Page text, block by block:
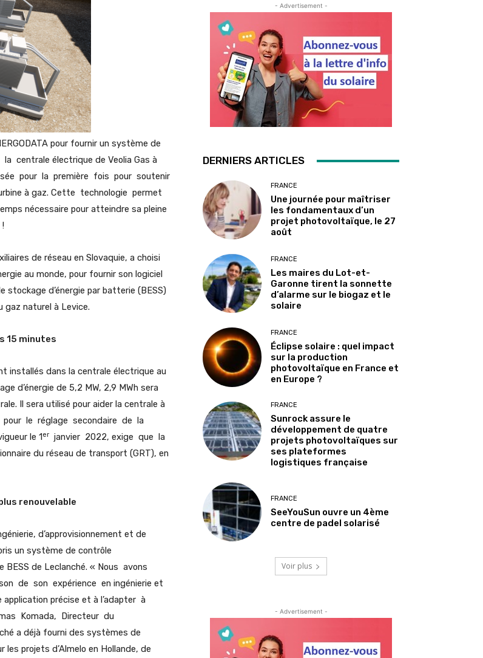
pour fournir un système de
centrale électrique de Veolia Gas à
pour la première fois pour soutenir
à gaz. Cette technologie permet
nécessaire pour atteindre sa pleine
!
de réseau en Slovaquie, a choisi
au monde, pour fournir son logiciel
stockage d’énergie par batterie (BESS)
gaz naturel à Levice.
15 minutes
installés dans la centrale électrique au
d’énergie de 5,2 MW, 2,9 MWh sera
Il sera utilisé pour aider la centrale à
le réglage secondaire de la
le 1er
janvier 2022, exige que la
du réseau de transport (GRT), en
renouvelable
d’approvisionnement et de
un système de contrôle
BESS de Leclanché. « Nous avons
de son expérience en ingénierie et
précise et à l’adapter à
Komada, Directeur du
a déjà fourni des systèmes de
projets d’Almelo en Hollande, de
- Advertisement -
DERNIERS ARTICLES
FRANCE
Une journée pour maîtriser
les fondamentaux d’un
projet photovoltaïque, le 27
août
FRANCE
Les maires du Lot-et-
Garonne tirent la sonnette
d’alarme sur le biogaz et le
solaire
FRANCE
Éclipse solaire : quel impact
sur la production
photovoltaïque en France et
en Europe ?
FRANCE
Sunrock assure le
développement de quatre
projets photovoltaïques sur
ses plateformes
logistiques française
FRANCE
SeeYouSun ouvre un 4ème
centre de padel solarisé
Voir plus
- Advertisement -